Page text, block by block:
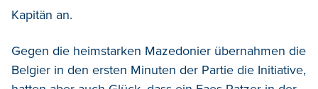
Kapitän an.
Gegen die heimstarken Mazedonier übernahmen die
Belgier in den ersten Minuten der Partie die Initiative,